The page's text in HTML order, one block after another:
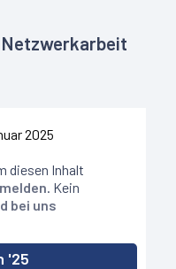
'25
2025
diesen Inhalt
. Kein
bei uns